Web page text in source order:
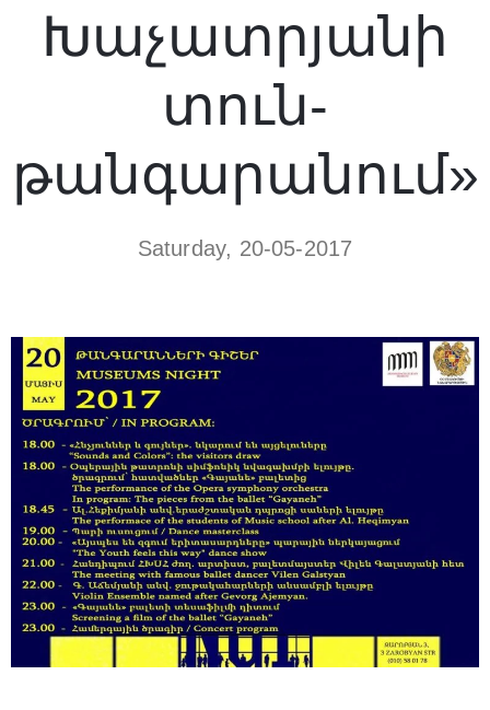
Խաչատրյանի
տուն-
թանգարանում»
Saturday, 20-05-2017